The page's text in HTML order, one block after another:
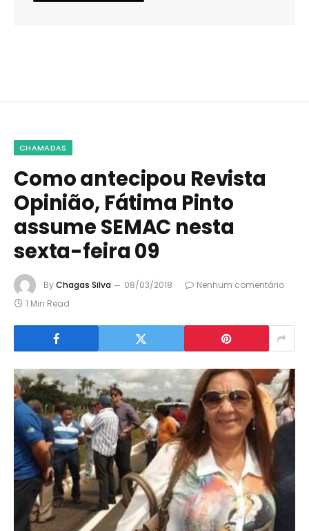
CHAMADAS
Como antecipou Revista
Opinião, Fátima Pinto
assume SEMAC nesta
sexta-feira 09
ByChagas Silva 08/03/2018
Nenhum comentário
1 Min Read